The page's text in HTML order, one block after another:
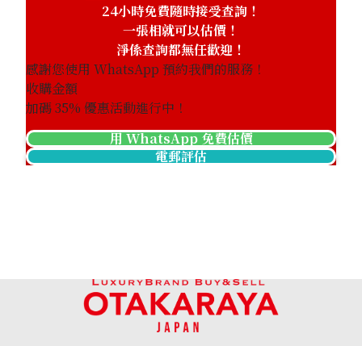
Hermes Aline MM Toile Chevron
參考回收價
HKD 1,443.81
24小時免費隨時接受查詢！
一張相就可以估價！
淨係查詢都無任歡迎！
感謝您使用 WhatsApp 預約我們的服務！
收購金額
加碼35% 優惠活動進行中！
用 WhatsApp 免費估價
電郵評估